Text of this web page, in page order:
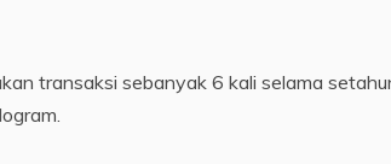
transaksi sebanyak 6 kali selama